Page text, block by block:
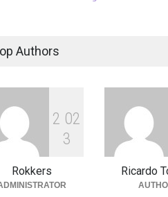
Authors
2 02
3
Rokkers Ricardo